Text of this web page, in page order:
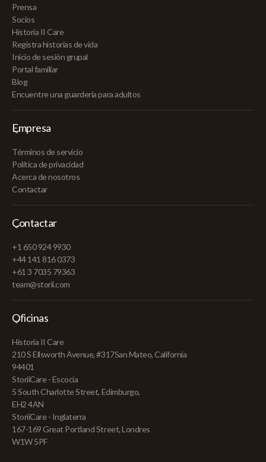
Prensa
Socios
Historia II Care
Registra historias de vida
Inicio de sesión grupal
Portal familiar
Blog
Encuentre una guardería para adultos
Empresa
Términos de servicio
Política de privacidad
Acerca de nosotros
Contactar
Contactar
+1 650 924 9930
+44 141 816 0373
+61 3 7035 79363
team@storii.com
Oficinas
Historia II Care
210 S Ellsworth Avenue, #317San Mateo, California
94401
StoriiCare - Escocia
5 South Charlotte Street, Edimburgo,
EH2 4AN
StoriiCare - Inglaterra
167-169 Great Portland Street, Londres
W1W 5PF